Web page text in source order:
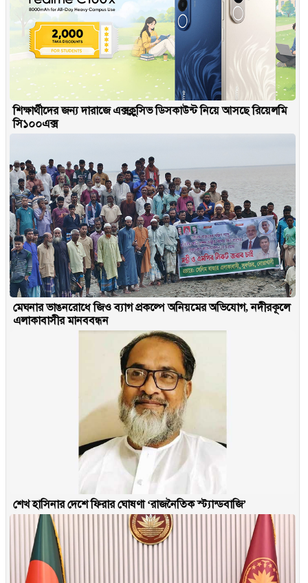
শিক্ষার্থীদের জন্য দারাজে এক্সক্লুসিভ ডিসকাউন্ট নিয়ে আসছে রিয়েলমি
সি১০০এক্স
মেঘনার ভাঙনরোধে জিও ব্যাগ প্রকল্পে অনিয়মের অভিযোগ, নদীরকূলে
এলাকাবাসীর মানববন্ধন
শেখ হাসিনার দেশে ফিরার ঘোষণা ‘রাজনৈতিক স্ট্যান্ডবাজি’